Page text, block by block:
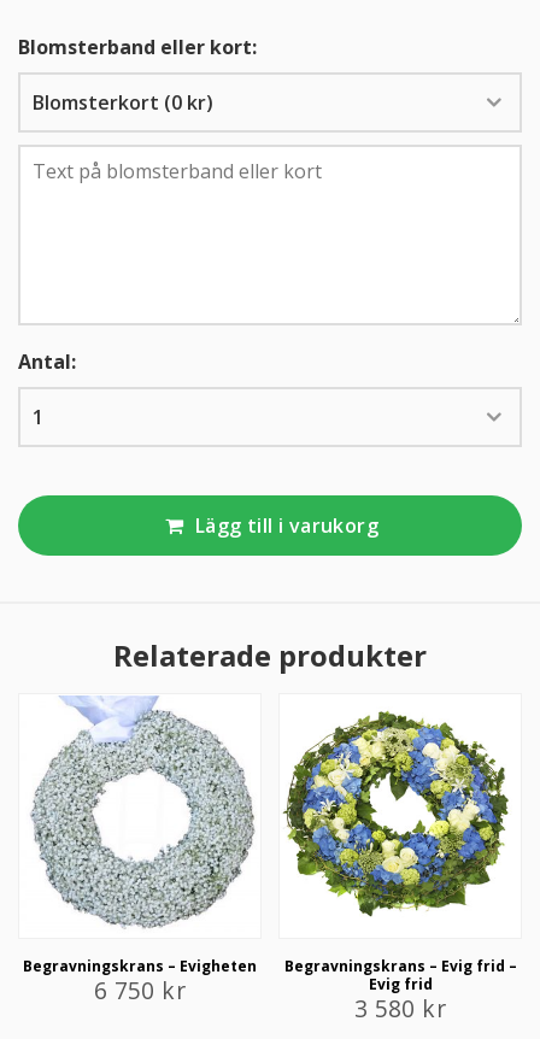
KUNDTJÄNST
010-10 10 350
Blomsterband eller kort:
Antal:
Lägg till i varukorg
Relaterade produkter
Begravningskrans – Evigheten
6 750 kr
Begravningskrans – Evig frid –
Evig frid
3 580 kr